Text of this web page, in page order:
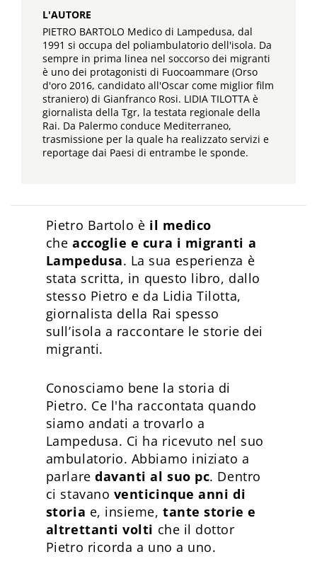
L'AUTORE
PIETRO BARTOLO Medico di Lampedusa, dal
1991 si occupa del poliambulatorio dell'isola. Da
sempre in prima linea nel soccorso dei migranti
è uno dei protagonisti di Fuocoammare (Orso
d'oro 2016, candidato all'Oscar come miglior film
straniero) di Gianfranco Rosi. LIDIA TILOTTA è
giornalista della Tgr, la testata regionale della
Rai. Da Palermo conduce Mediterraneo,
trasmissione per la quale ha realizzato servizi e
reportage dai Paesi di entrambe le sponde.
Pietro Bartolo è il medico
che accoglie e cura i migranti a
Lampedusa. La sua esperienza è
stata scritta, in questo libro, dallo
stesso Pietro e da Lidia Tilotta,
giornalista della Rai spesso
sull’isola a raccontare le storie dei
migranti.
Conosciamo bene la storia di
Pietro. Ce l'ha raccontata quando
siamo andati a trovarlo a
Lampedusa. Ci ha ricevuto nel suo
ambulatorio. Abbiamo iniziato a
parlaredavanti al suo pc. Dentro
ci stavano venticinque anni di
storia e, insieme,tante storie e
altrettanti volti che il dottor
Pietro ricorda a uno a uno.